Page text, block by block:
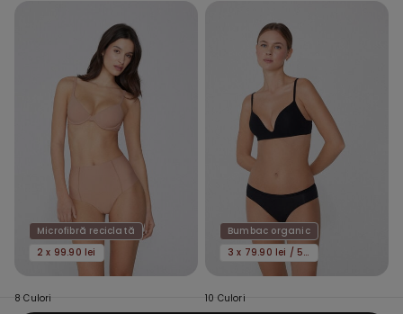
Microfibră reciclată
2 x 99.90 lei
8 Culori
Bumbac organic
3 x 79.90 lei / 5 x 119.90 lei
10 Culori